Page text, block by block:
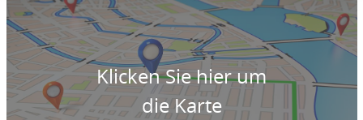
Klicken Sie hier um
die Karte